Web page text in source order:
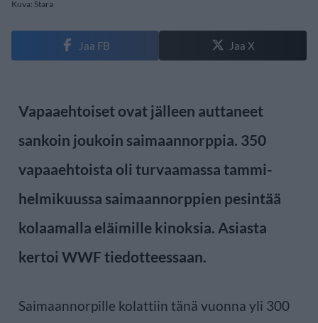
Kuva: Stara
Jaa FB Jaa X
Vapaaehtoiset ovat jälleen auttaneet
sankoin joukoin saimaannorppia. 350
vapaaehtoista oli turvaamassa tammi-
helmikuussa saimaannorppien pesintää
kolaamalla eläimille kinoksia. Asiasta
kertoi WWF tiedotteessaan.
Saimaannorpille kolattiin tänä vuonna yli 300